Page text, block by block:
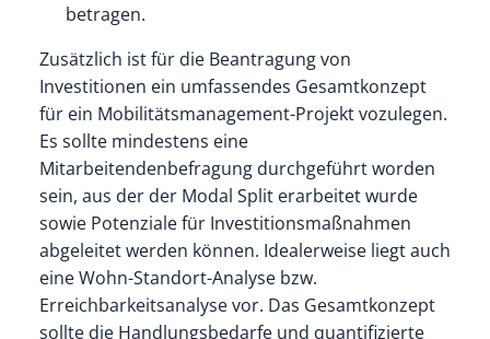
betragen.
Zusätzlich ist für die Beantragung von
Investitionen ein umfassendes Gesamtkonzept
für ein Mobilitätsmanagement-Projekt vozulegen.
Es sollte mindestens eine
Mitarbeitendenbefragung durchgeführt worden
sein, aus der der Modal Split erarbeitet wurde
sowie Potenziale für Investitionsmaßnahmen
abgeleitet werden können. Idealerweise liegt auch
eine Wohn-Standort-Analyse bzw.
Erreichbarkeitsanalyse vor. Das Gesamtkonzept
sollte die Handlungsbedarfe und quantifizierte